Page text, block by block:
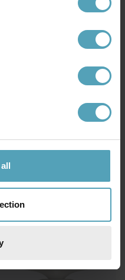
även
PRISMATCH